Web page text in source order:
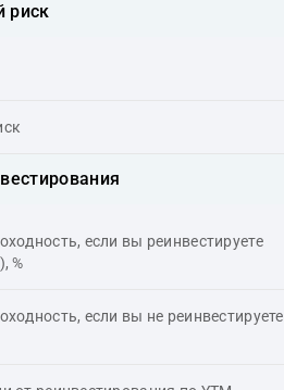
риск
если вы реинвестируете
%
если вы не реинвестируете